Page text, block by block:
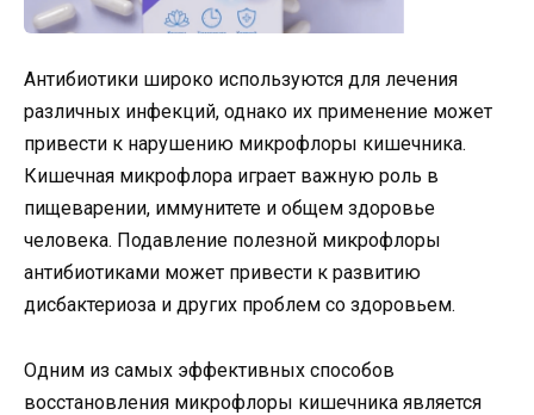
Антибиотики широко используются для лечения
различных инфекций, однако их применение может
привести к нарушению микрофлоры кишечника.
Кишечная микрофлора играет важную роль в
пищеварении, иммунитете и общем здоровье
человека. Подавление полезной микрофлоры
антибиотиками может привести к развитию
дисбактериоза и других проблем со здоровьем.
Одним из самых эффективных способов
восстановления микрофлоры кишечника является